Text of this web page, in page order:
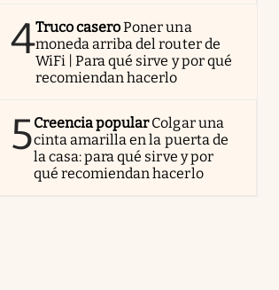
4Truco caseroPoner una
moneda arriba del router de
WiFi | Para qué sirve y por qué
recomiendan hacerlo
5Creencia popularColgar una
cinta amarilla en la puerta de
la casa: para qué sirve y por
qué recomiendan hacerlo